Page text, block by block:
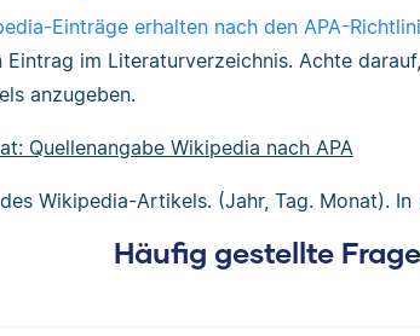
Einträge erhalten nach den APA-
Eintrag im Literaturverzeichnis. Achte
anzugeben.
Quellenangabe Wikipedia nach APA
Wikipedia-Artikels. (Jahr, Tag. Monat). In
Häufig gestellte